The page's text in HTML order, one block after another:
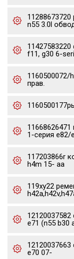
n55 3.0l
f11, g30 6-
1160500072/
прав.
1-серия e82/
117203866r
h4m 15- aa
119xy22
e71 (n55 b30
e70 07-